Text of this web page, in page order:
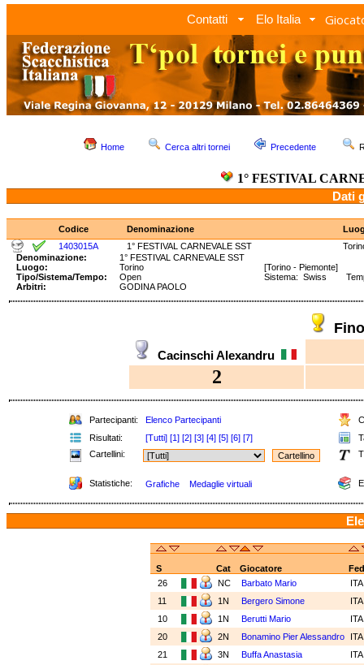
Contatti Elo Italia
Home Cerca altri tornei Precedente
1° FESTIVAL
Dati
Codice Denominazione
1403015A
1° FESTIVAL CARNEVALE SST
Denominazione:
1° FESTIVAL CARNEVALE SST
Luogo:
Torino
[Torino - Piemonte]
Tipo/Sistema/Tempo:
Open
Sistema: Swiss
Arbitri:
GODINA PAOLO
Cacinschi Alexandru
2
Partecipanti: Elenco Partecipanti
Risultati:
[Tutti] [1] [2] [3] [4] [5] [6] [7]
Cartellini:
Statistiche: Grafiche Medaglie virtuali
S Cat Giocatore
Fed
26
NC Barbato Mario
11
1N Bergero Simone
10
1N Berutti Mario
20
2N Bonamino Pier Alessandro
21
3N Buffa Anastasia